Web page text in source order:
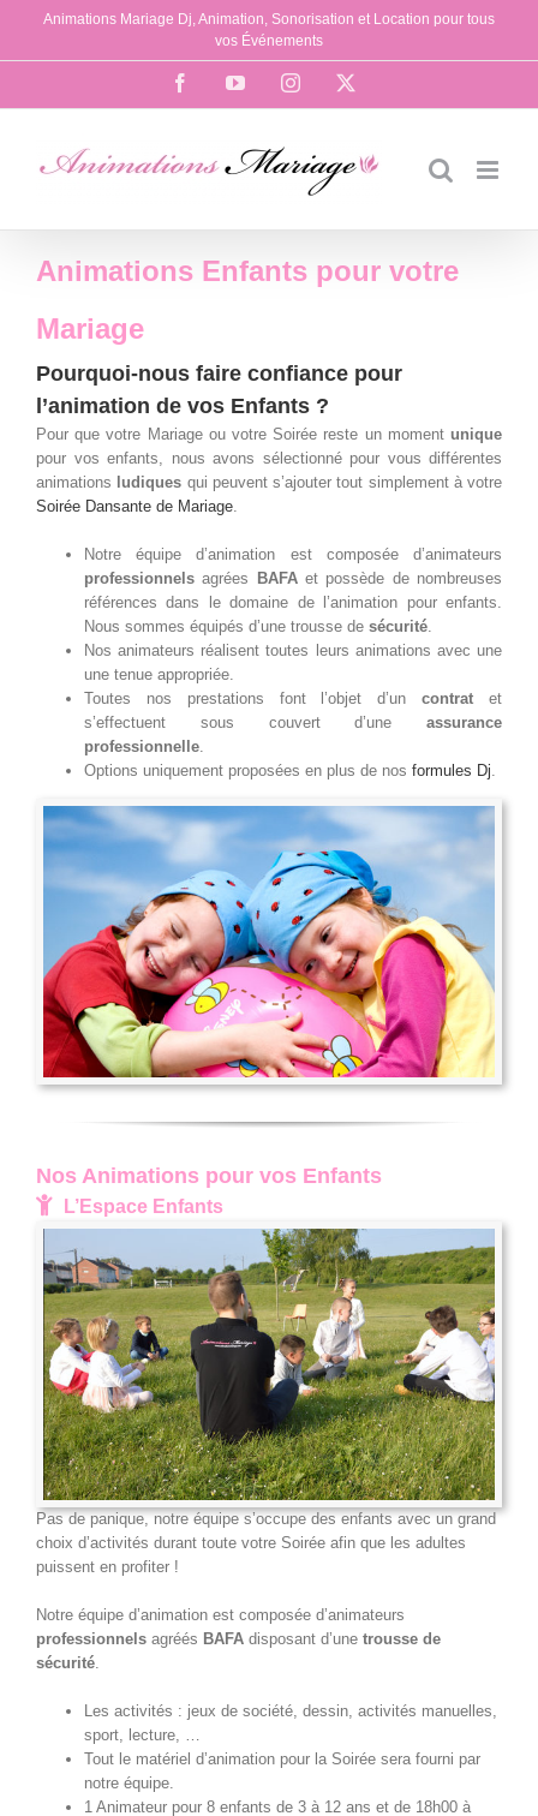
Passer
contenu
Animations Mariage Dj, Animation, Sonorisation et Location pour tous
vos Événements
FacebookYouTubeInstagram
Animations Enfants pour votre
Mariage
Pourquoi-nous faire confiance pour
l’animation de vos Enfants ?
Pour que votre Mariage ou votre Soirée reste un moment unique
pour vos enfants, nous avons sélectionné pour vous différentes
animations ludiques qui peuvent s’ajouter tout simplement à votre
Soirée Dansante de Mariage.
Notre équipe d’animation est composée d’animateurs
professionnels agrées BAFAet possède de nombreuses
références dans le domaine de l’animation pour enfants.
Nous sommes équipés d’une trousse de sécurité.
Nos animateurs réalisent toutes leurs animations avec une
une tenue appropriée.
Toutes nos prestations font l’objet d’uncontrat et
s’effectuent sous couvert d’une assurance
professionnelle.
Options uniquement proposées en plus de nos formules Dj.
Nos Animations pour vos Enfants
L’Espace Enfants
Pas de panique, notre équipe s’occupe des enfants avec un grand
choix d’activités durant toute votre Soirée afin que les adultes
puissent en profiter !
Notre équipe d’animation est composée d’animateurs
professionnels agréés BAFA disposant d’une trousse de
sécurité
Les activités : jeux de société, dessin, activités manuelles,
sport, lecture, …
Tout le matériel d’animation pour la Soirée sera fourni par
notre équipe.
1 Animateur pour 8 enfants de 3 à 12 ans et de 18h00 à